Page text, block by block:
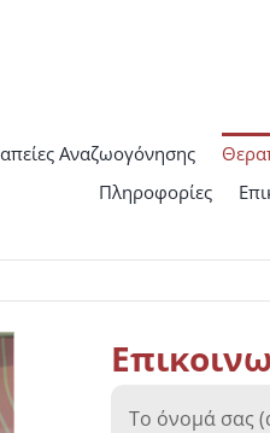
Αναζωογόνησης
Πληροφορίες
Το όνομά σας